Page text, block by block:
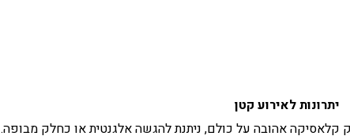
יתרונות לאירוע קטן
קלאסיקה אהובה על כולם, ניתנת להגשה אלגנטית או כחלק מבופה.